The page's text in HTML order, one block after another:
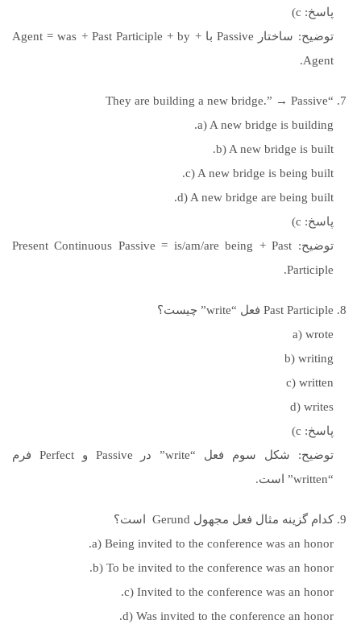
پاسخ: c)
توضیح: ساختار Passive با Agent = was + Past Participle + by +
Agent.
“They are building a new bridge.” → Passive
a) A new bridge is building.
b) A new bridge is built.
c) A new bridge is being built.
d) A new bridge are being built.
پاسخ: c)
توضیح: Present Continuous Passive = is/am/are being + Past
Participle.
Past Participle فعل “write” چیست؟
a) wrote
b) writing
c) written
d) writes
پاسخ: c)
توضیح: شکل سوم فعل “write” در Passive و Perfect فرم
“written” است.
کدام گزینه مثال فعل مجهول Gerund است؟
a) Being invited to the conference was an honor.
b) To be invited to the conference was an honor.
c) Invited to the conference was an honor.
d) Was invited to the conference an honor.